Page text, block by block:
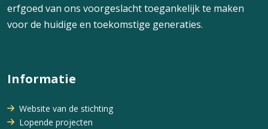
erfgoed van ons voorgeslacht toegankelijk te maken
voor de huidige en toekomstige generaties.
Informatie
Website van de stichting
Lopende projecten